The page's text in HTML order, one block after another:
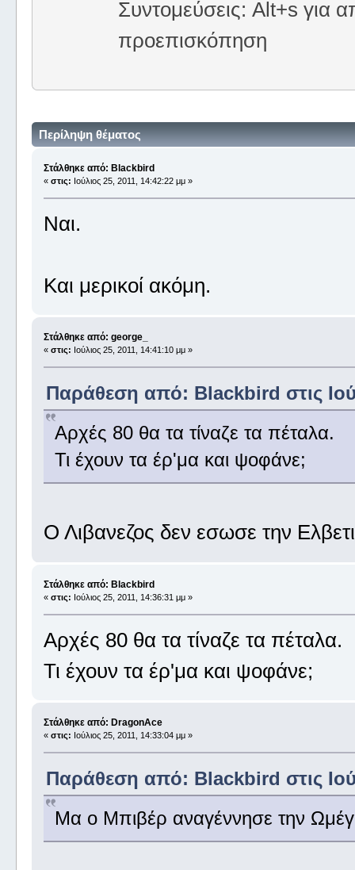
Συντομεύσεις: Alt+s για
προεπισκόπηση
Περίληψη θέματος
Στάλθηκε από: Blackbird
« στις: Ιούλιος 25, 2011, 14:42:22 μμ »
Ναι.
Και μερικοί ακόμη.
Στάλθηκε από: george_
« στις: Ιούλιος 25, 2011, 14:41:10 μμ »
Παράθεση από: Blackbird στις
Αρχές 80 θα τα τίναζε τα πέταλα.
Τι έχουν τα έρ'μα και ψοφάνε;
Ο Λιβανεζος δεν εσωσε την
Στάλθηκε από: Blackbird
« στις: Ιούλιος 25, 2011, 14:36:31 μμ »
Αρχές 80 θα τα τίναζε τα πέταλα.
Τι έχουν τα έρ'μα και ψοφάνε;
Στάλθηκε από: DragonAce
« στις: Ιούλιος 25, 2011, 14:33:04 μμ »
Παράθεση από: Blackbird στις
Μα ο Μπιβέρ αναγέννησε την